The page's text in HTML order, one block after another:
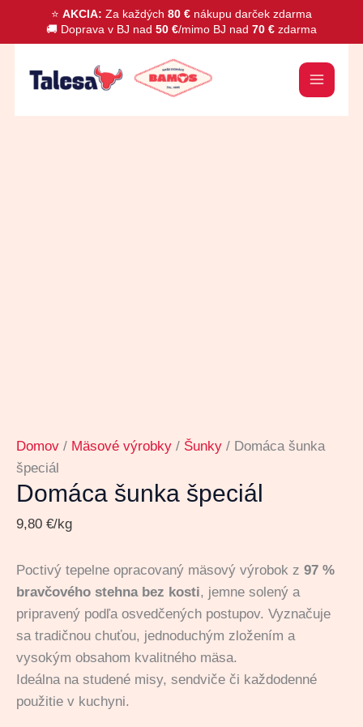
⭐ AKCIA: Za každých 80 € nákupu darček zdarma
🚚 Doprava v BJ nad 50 €/mimo BJ nad 70 € zdarma
Preskočiť
Domov / Mäsové výrobky / Šunky / Domáca šunka
špeciál
Domáca šunka špeciál
9,80 €/kg
Poctivý tepelne opracovaný mäsový výrobok z 97 %
bravčového stehna bez kosti, jemne solený a
pripravený podľa osvedčených postupov. Vyznačuje
sa tradičnou chuťou, jednoduchým zložením a
vysokým obsahom kvalitného mäsa.
Ideálna na studené misy, sendviče či každodenné
použitie v kuchyni.
Domáca
špeciál